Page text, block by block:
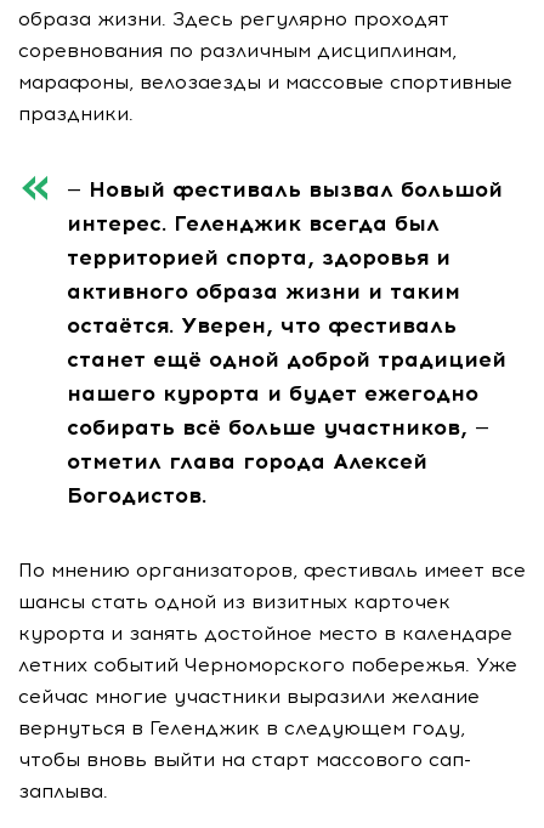
образа жизни. Здесь регулярно проходят
соревнования по различным дисциплинам,
марафоны, велозаезды и массовые спортивные
праздники.
— Новый фестиваль вызвал большой
интерес. Геленджик всегда был
территорией спорта, здоровья и
активного образа жизни и таким
остаётся. Уверен, что фестиваль
станет ещё одной доброй традицией
нашего курорта и будет ежегодно
собирать всё больше участников, —
отметил глава города Алексей
Богодистов.
По мнению организаторов, фестиваль имеет все
шансы стать одной из визитных карточек
курорта и занять достойное место в календаре
летних событий Черноморского побережья. Уже
сейчас многие участники выразили желание
вернуться в Геленджик в следующем году,
чтобы вновь выйти на старт массового сап-
заплыва.